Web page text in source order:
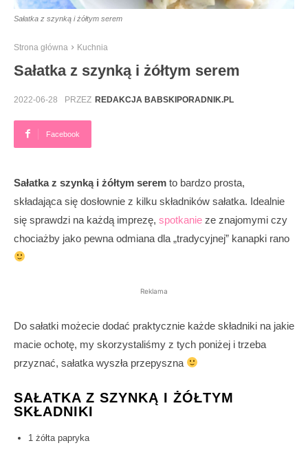
Sałatka z szynką i żółtym serem
Strona główna Kuchnia
Sałatka z szynką i żółtym serem
2022-06-28 PRZEZ REDAKCJA BABSKIPORADNIK.PL
Facebook
Sałatka z szynką i żółtym serem to bardzo prosta,
składająca się dosłownie z kilku składników sałatka. Idealnie
się sprawdzi na każdą imprezę, spotkanie ze znajomymi czy
chociażby jako pewna odmiana dla „tradycyjnej” kanapki rano
Reklama
Do sałatki możecie dodać praktycznie każde składniki na jakie
macie ochotę, my skorzystaliśmy z tych poniżej i trzeba
przyznać, sałatka wyszła przepyszna
SAŁATKA Z SZYNKĄ I ŻÓŁTYM
SKŁADNIKI
1 żółta papryka